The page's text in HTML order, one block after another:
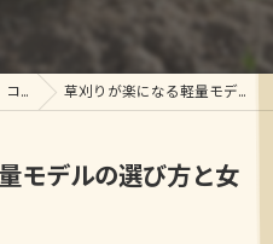
コラム 草刈りが楽になる軽量モデルの選び方と女性向け活用術
モデルの選び方と女